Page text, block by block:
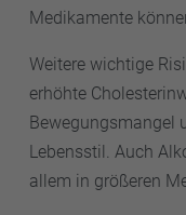
Medikamente
Weitere wichtige
erhöhte
Bewegungsmangel
Lebensstil. Auch
allem in größeren